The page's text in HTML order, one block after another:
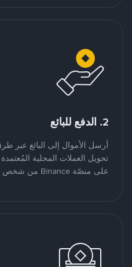
2. الدفع للبائع
أرسل الأموال إلى البائع عبر
تحويل العملات المحلية
على منصّة Binance من شخص لشخص.